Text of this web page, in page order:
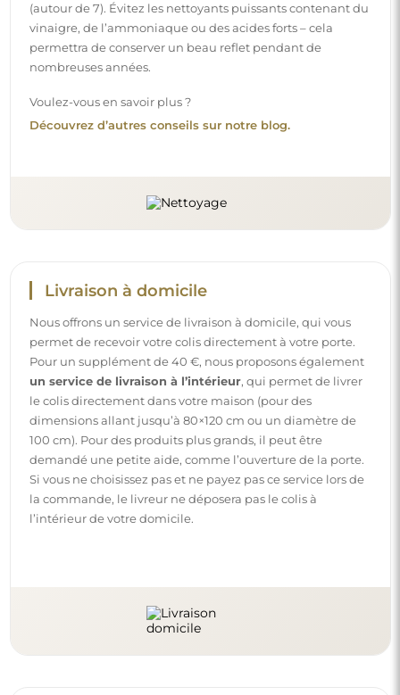
(autour de 7). Évitez les nettoyants puissants contenant du
vinaigre, de l’ammoniaque ou des acides forts – cela
permettra de conserver un beau reflet pendant de
nombreuses années.
Voulez-vous en savoir plus ?
Découvrez d’autres conseils sur notre blog.
Livraison à domicile
Nous offrons un service de livraison à domicile, qui vous
permet de recevoir votre colis directement à votre porte.
Pour un supplément de 40 €, nous proposons également
un service de livraison à l’intérieur, qui permet de livrer
le colis directement dans votre maison (pour des
dimensions allant jusqu’à 80×120 cm ou un diamètre de
100 cm). Pour des produits plus grands, il peut être
demandé une petite aide, comme l’ouverture de la porte.
Si vous ne choisissez pas et ne payez pas ce service lors de
la commande, le livreur ne déposera pas le colis à
l’intérieur de votre domicile.